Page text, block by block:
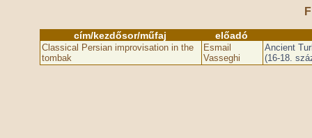
cím/kezdősor/műfaj előadó
Classical Persian improvisation in the
tombak
Esmail
Vasseghi
Ancient
(16-18.